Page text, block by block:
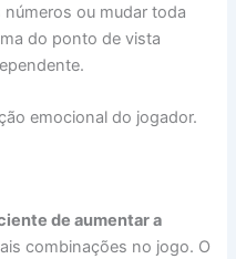
ou mudar toda
do ponto de vista
emocional do jogador.
de aumentar a
combinações no jogo. O